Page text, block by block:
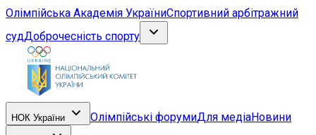
Олімпійська Академія УкраїниСпортивний арбітражний
судДоброчесність спорту
НОК України Олімпійські форумиДля медіаНовини